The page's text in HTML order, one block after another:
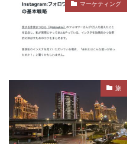
マーケティング
旅